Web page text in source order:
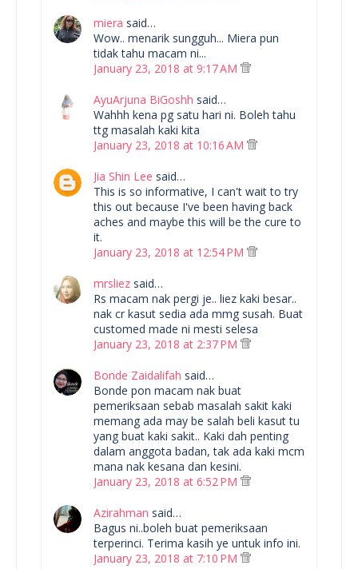
miera said…
Wow.. menarik sungguh... Miera pun
tidak tahu macam ni...
January 23, 2018 at 9:17 AM
AyuArjuna BiGoshh said…
Wahhh kena pg satu hari ni. Boleh tahu
ttg masalah kaki kita
January 23, 2018 at 10:16 AM
Jia Shin Lee said…
This is so informative, I can't wait to try
this out because I've been having back
aches and maybe this will be the cure to
it.
January 23, 2018 at 12:54 PM
mrsliez said…
Rs macam nak pergi je.. liez kaki besar..
nak cr kasut sedia ada mmg susah. Buat
customed made ni mesti selesa
January 23, 2018 at 2:37 PM
Bonde Zaidalifah said…
Bonde pon macam nak buat
pemeriksaan sebab masalah sakit kaki
memang ada may be salah beli kasut tu
yang buat kaki sakit.. Kaki dah penting
dalam anggota badan, tak ada kaki mcm
mana nak kesana dan kesini.
January 23, 2018 at 6:52 PM
Azirahman said…
Bagus ni..boleh buat pemeriksaan
terperinci. Terima kasih ye untuk info ini.
January 23, 2018 at 7:10 PM